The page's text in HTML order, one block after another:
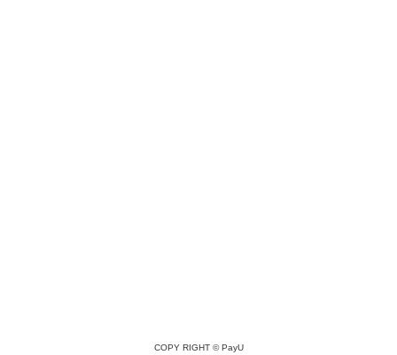
COPY RIGHT ©PayU